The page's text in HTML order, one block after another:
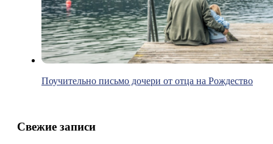
Поучительно письмо дочери от отца на Рождество
Свежие записи